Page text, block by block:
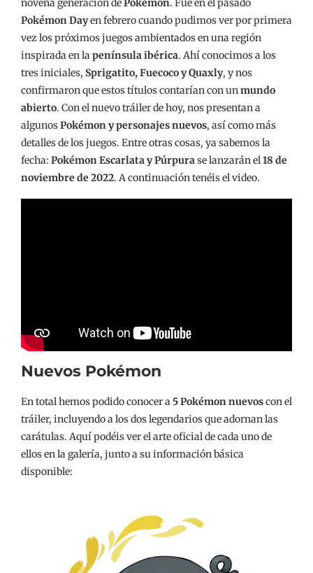
novena generación dePokémon. Fue en el pasado
Pokémon Dayen febrero cuando pudimos ver por primera
vez los próximos juegos ambientados en una región
inspirada en lapenínsula ibérica. Ahí conocimos a los
tres iniciales, Sprigatito, Fuecoco y Quaxly, y nos
confirmaron que estos títulos contarían con unmundo
abierto. Con el nuevo tráiler de hoy, nos presentan a
algunosPokémon y personajes nuevos, así como más
detalles de los juegos. Entre otras cosas, ya sabemos la
fecha: Pokémon Escarlata y Púrpurase lanzarán el18 de
noviembre de 2022. A continuación tenéis el video.
Nuevos Pokémon
En total hemos podido conocer a5 Pokémon nuevoscon el
tráiler, incluyendo a los dos legendarios que adornan las
carátulas. Aquí podéis ver el arte oficial de cada uno de
ellos en la galería, junto a su información básica
disponible: